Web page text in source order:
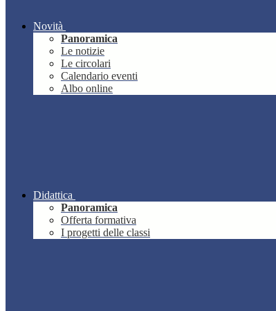
Novità
Panoramica
Le notizie
Le circolari
Calendario eventi
Albo online
Didattica
Panoramica
Offerta formativa
I progetti delle classi